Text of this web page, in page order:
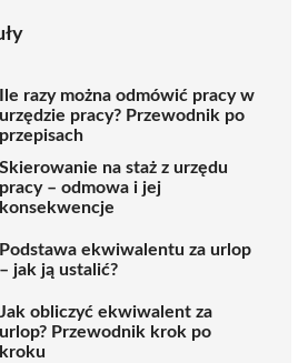
Ile razy można odmówić pracy w
urzędzie pracy? Przewodnik po
przepisach
Skierowanie na staż z urzędu
pracy – odmowa i jej
konsekwencje
Podstawa ekwiwalentu za urlop
– jak ją ustalić?
Jak obliczyć ekwiwalent za
urlop? Przewodnik krok po
kroku